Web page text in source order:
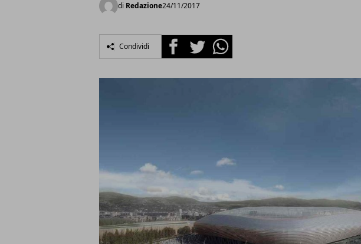
di Redazione24/11/2017
Condividi FacebookTwitterWhatsapp